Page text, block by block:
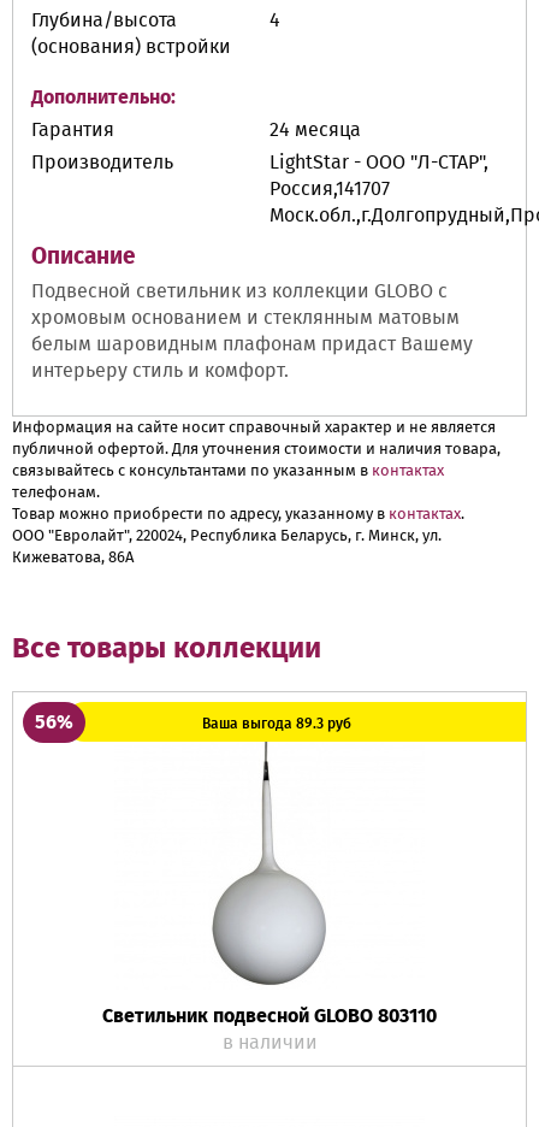
Глубина/высота
(основания) встройки
4
Дополнительно:
Гарантия
24 месяца
Производитель
LightStar - ООО "Л-СТАР",
Россия,141707
Описание
Подвесной светильник из коллекции GLOBO с
хромовым основанием и стеклянным матовым
белым шаровидным плафонам придаст Вашему
интерьеру стиль и комфорт.
Информация на сайте носит справочный характер и не является
публичной офертой. Для уточнения стоимости и наличия товара,
связывайтесь с консультантами по указанным в контактах
телефонам.
Товар можно приобрести по адресу, указанному в контактах.
ООО "Евролайт", 220024, Республика Беларусь, г. Минск, ул.
Кижеватова, 86А
Все товары коллекции
56% Ваша выгода 89.3 руб
Светильник подвесной GLOBO 803110
в наличии